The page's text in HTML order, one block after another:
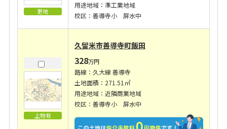
更地
用途地域：準工業地域
校区：善導寺小 屏水中
上物有
久留米市善導寺町飯田
328万円
路線：久大線 善導寺
土地面積：271.51㎡
用途地域：近隣商業地域
校区：善導寺小 屏水中